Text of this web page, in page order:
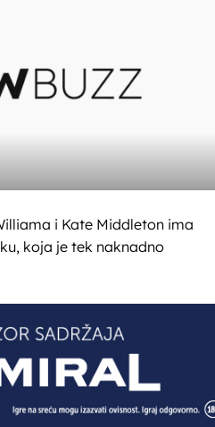
i Kate Middleton ima
koja je tek naknadno